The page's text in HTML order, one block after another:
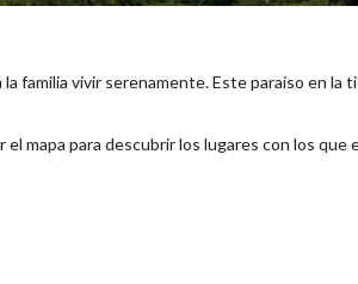
familia vivir serenamente. Este paraíso en
mapa para descubrir los lugares con los